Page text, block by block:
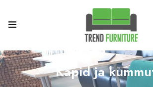
Kapid ja